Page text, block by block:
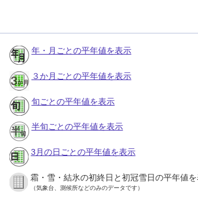
年・月ごとの平年値を表示
３か月ごとの平年値を表示
旬ごとの平年値を表示
半旬ごとの平年値を表示
3月の日ごとの平年値を表示
霜・雪・結氷の初終日と初冠雪日の平年値
（気象台、測候所などのみのデータです）